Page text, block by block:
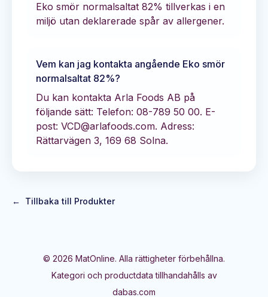
Eko smör normalsaltat 82% tillverkas i en
miljö utan deklarerade spår av allergener.
Vem kan jag kontakta angående Eko smör
normalsaltat 82%?
Du kan kontakta Arla Foods AB på
följande sätt: Telefon: 08-789 50 00. E-
post: VCD@arlafoods.com. Adress:
Rättarvägen 3, 169 68 Solna.
← Tillbaka till Produkter
© 2026 MatOnline. Alla rättigheter förbehållna.
Kategori och productdata tillhandahålls av
dabas.com